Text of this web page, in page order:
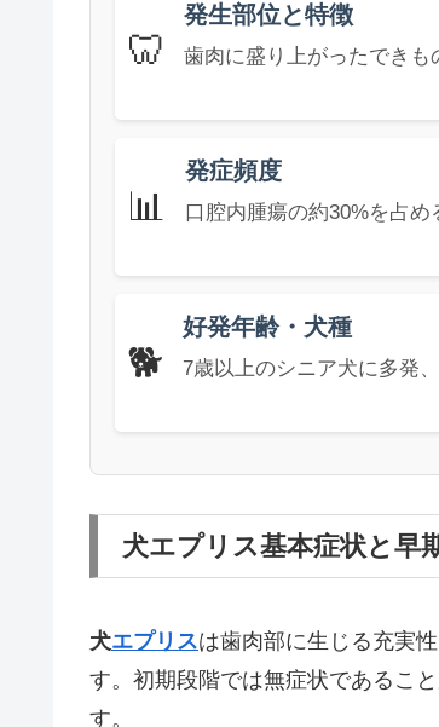
🦷
発生部位と特徴
歯肉に盛り上がったでき
📊
発症頻度
口腔内腫瘍の約30%を占め
🐕
好発年齢・犬種
7歳以上のシニア犬に多発
犬エプリス基本症状と早
犬エプリスは歯肉部に生じる充実
す。初期段階では無症状であるこ
す。